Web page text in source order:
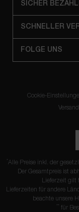
SICHER
SCHNELLER
FOLGE UNS
Cookie-
Alle Preise inkl. der
Der Gesamtpreis ist
Lieferzeit gilt
Lieferzeiten für andere
beachte unsere
für